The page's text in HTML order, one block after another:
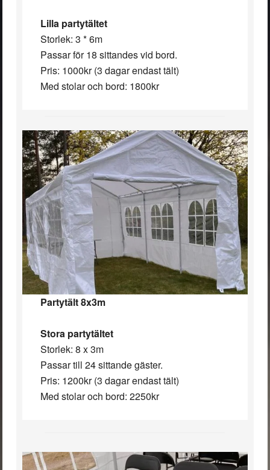
Lilla partytältet
Storlek: 3 * 6m
Passar för 18 sittandes vid bord.
Pris: 1000kr (3 dagar endast tält)
Med stolar och bord: 1800kr
Partytält 8x3m
Stora partytältet
Storlek: 8 x 3m
Passar till 24 sittande gäster.
Pris: 1200kr (3 dagar endast tält)
Med stolar och bord: 2250kr